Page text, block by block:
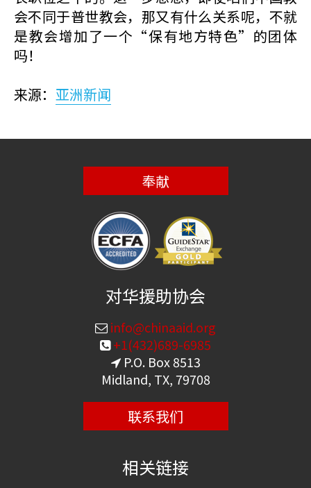
会不同于普世教会，那又有什么关系呢，不就
是教会增加了一个“保有地方特色”的团体
吗！
来源： 亚洲新闻
奉献
对华援助协会
info@chinaaid.org
+1(432)689-6985
P.O. Box 8513
Midland, TX, 79708
联系我们
相关链接